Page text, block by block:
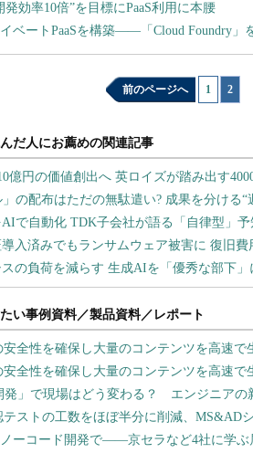
発効率10倍”を目標にPaaS利用に本腰
ベートPaaSを構築――「Cloud Foundry」
前のページへ 1 2
い事例資料／製品資料／レポート
安全性を確保し大量のコンテンツを高速
安全性を確保し大量のコンテンツを高速
発」で現場はどう変わる？ エンジニアの
テストの工数をほぼ半分に削減、MS&AD
ノーコード開発で――京セラなど4社に学